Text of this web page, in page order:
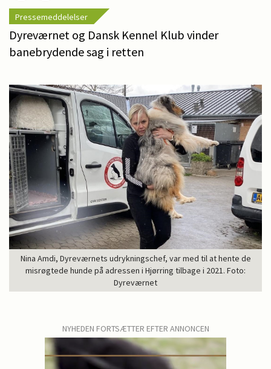
Pressemeddelelser
Dyreværnet og Dansk Kennel Klub vinder
banebrydende sag i retten
Nina Amdi, Dyreværnets udrykningschef, var med til at hente de
misrøgtede hunde på adressen i Hjørring tilbage i 2021. Foto:
Dyreværnet
NYHEDEN FORTSÆTTER EFTER ANNONCEN